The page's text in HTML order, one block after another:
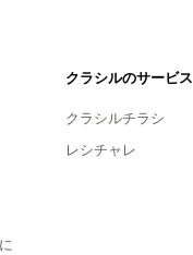
クラシルのサービス
クラシルチラシ
レシチャレ